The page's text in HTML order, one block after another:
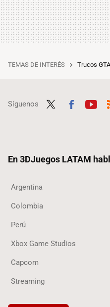
TEMAS DE INTERÉS Trucos
Síguenos
En 3DJuegos LATAM
Argentina
Colombia
Perú
Xbox Game Studios
Capcom
Streaming